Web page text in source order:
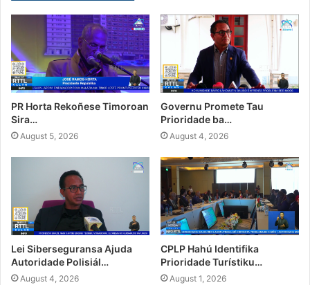
PR Horta Rekoñese Timoroan
Sira…
August 5, 2026
Governu Promete Tau
Prioridade ba…
August 4, 2026
Lei Siberseguransa Ajuda
Autoridade Polisiál…
August 4, 2026
CPLP Hahú Identifika
Prioridade Turístiku…
August 1, 2026